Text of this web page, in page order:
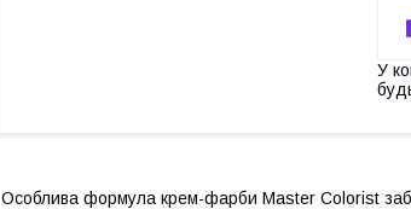
У
Особлива формула крем-фарби Master Colorist